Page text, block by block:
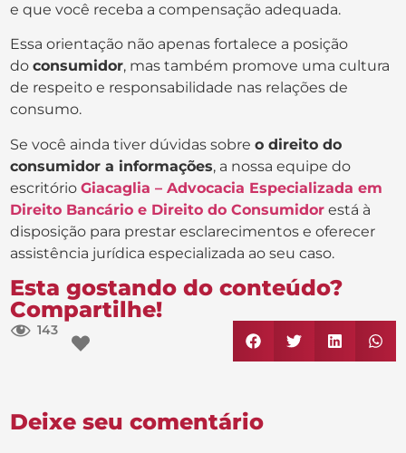
e que você receba a compensação adequada.
Essa orientação não apenas fortalece a posição
doconsumidor, mas também promove uma cultura
de respeito e responsabilidade nas relações de
consumo.
Se você ainda tiver dúvidas sobreo direito do
consumidor a informações, a nossa equipe do
escritórioGiacaglia – Advocacia Especializada em
Direito Bancário e Direito do Consumidor está à
disposição para prestar esclarecimentos e oferecer
assistência jurídica especializada ao seu caso.
Esta gostando do conteúdo?
Compartilhe!
143
Deixe seu comentário